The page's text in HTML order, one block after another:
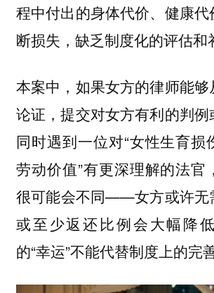
程中付出的身体代价、健康代
断损失，缺乏制度化的评估和
本案中，如果女方的律师能
论证，提交对女方有利的判例
同时遇到一位对“女性生育损
劳动价值”有更深理解的法官
很可能会不同——女方或许无
或至少返还比例会大幅降
的“幸运”不能代替制度上的完善